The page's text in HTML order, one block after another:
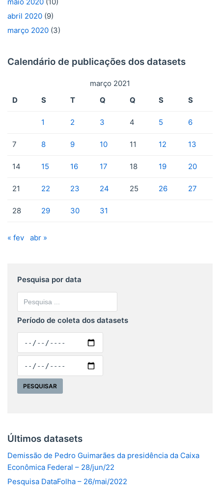
abril 2020 (9)
março 2020 (3)
Calendário de publicações dos datasets
março 2021
D
S T Q Q S S
1 2 3 4 5 6
7 8 9 10 11 12 13
14 15 16 17 18 19 20
21 22 23 24 25 26 27
28 29 30 31
« fev abr »
Pesquisa por data
Período de coleta dos datasets
Últimos datasets
Demissão de Pedro Guimarães da presidência da Caixa
Econômica Federal – 28/jun/22
Pesquisa DataFolha – 26/mai/2022